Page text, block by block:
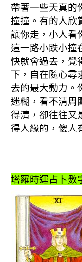
帶著一些天真的
撞撞。有的人欣
讓你走，小人看
這一路小跌小撞
快就會過去，覺
下，自在隨心尋
去的最大動力。
迷糊，看不清周
得清，卻往往又
得人緣的，傻人
塔羅時運占卜數